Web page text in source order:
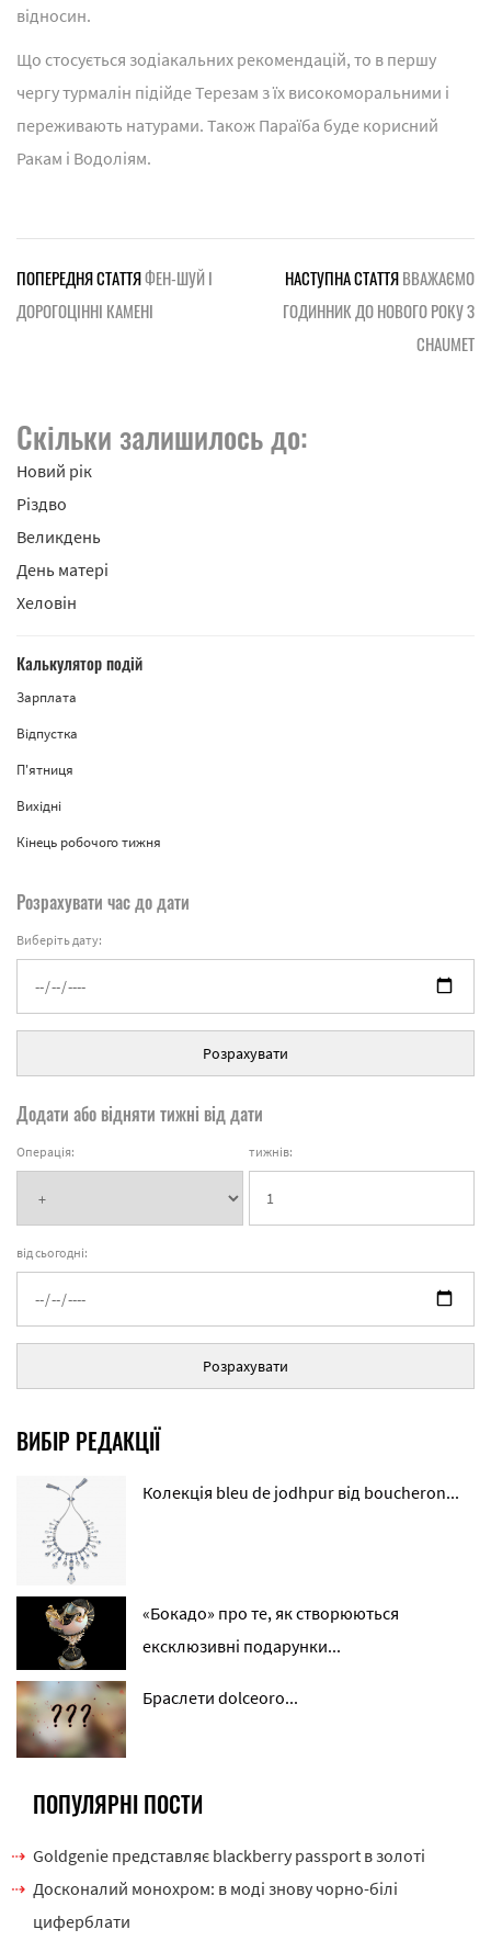
відносин.
Що стосується зодіакальних рекомендацій, то в першу
чергу турмалін підійде Терезам з їх високоморальними і
переживають натурами. Також Параїба буде корисний
Ракам і Водоліям.
ПОПЕРЕДНЯ СТАТТЯФЕН-ШУЙ І
ДОРОГОЦІННІ КАМЕНІ
НАСТУПНА СТАТТЯВВАЖАЄМО
ГОДИННИК ДО НОВОГО РОКУ З
CHAUMET
Скільки залишилось до:
Новий рік
Різдво
Великдень
День матері
Хеловін
Калькулятор подій
Зарплата
Відпустка
П'ятниця
Вихідні
Кінець робочого тижня
Розрахувати час до дати
Виберіть дату:
Розрахувати
Додати або відняти тижні від дати
Операція: тижнів:
від сьогодні:
Розрахувати
ВИБІР РЕДАКЦІЇ
Колекція bleu de jodhpur від boucheron...
«Бокадо» про те, як створюються
ексклюзивні подарунки...
Браслети dolceoro...
ПОПУЛЯРНІ ПОСТИ
Goldgenie представляє blackberry passport в золоті
Досконалий монохром: в моді знову чорно-білі
циферблати